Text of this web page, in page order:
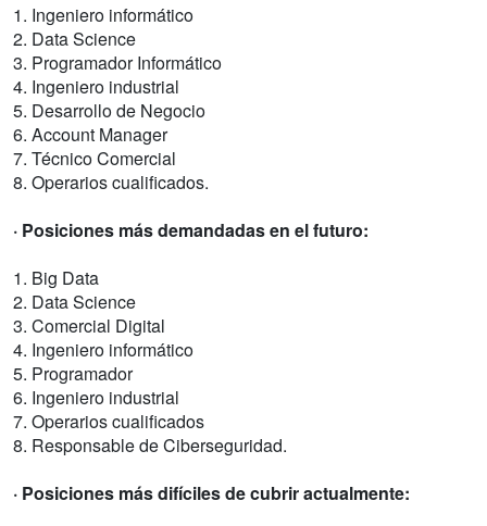
1. Ingeniero informático
2. Data Science
3. Programador Informático
4. Ingeniero industrial
5. Desarrollo de Negocio
6. Account Manager
7. Técnico Comercial
8. Operarios cualificados.
· Posiciones más demandadas en el futuro:
1. Big Data
2. Data Science
3. Comercial Digital
4. Ingeniero informático
5. Programador
6. Ingeniero industrial
7. Operarios cualificados
8. Responsable de Ciberseguridad.
· Posiciones más difíciles de cubrir actualmente: